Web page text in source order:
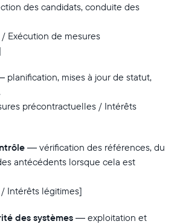
des candidats, conduite des
Exécution de mesures
planification, mises à jour de statut,
précontractuelles / Intérêts
— vérification des références, du
antécédents lorsque cela est
Intérêts légitimes]
des systèmes — exploitation et